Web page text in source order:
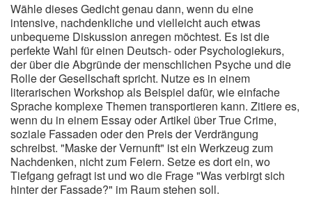
Wähle dieses Gedicht genau dann, wenn du eine
intensive, nachdenkliche und vielleicht auch etwas
unbequeme Diskussion anregen möchtest. Es ist die
perfekte Wahl für einen Deutsch- oder Psychologiekurs,
der über die Abgründe der menschlichen Psyche und die
Rolle der Gesellschaft spricht. Nutze es in einem
literarischen Workshop als Beispiel dafür, wie einfache
Sprache komplexe Themen transportieren kann. Zitiere es,
wenn du in einem Essay oder Artikel über True Crime,
soziale Fassaden oder den Preis der Verdrängung
schreibst. "Maske der Vernunft" ist ein Werkzeug zum
Nachdenken, nicht zum Feiern. Setze es dort ein, wo
Tiefgang gefragt ist und wo die Frage "Was verbirgt sich
hinter der Fassade?" im Raum stehen soll.